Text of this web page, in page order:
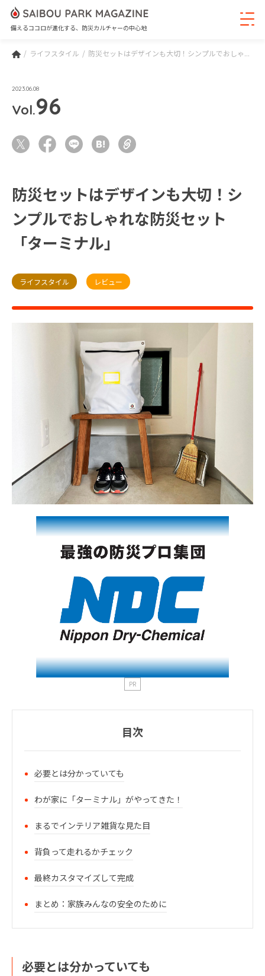
備えるココロが進化する、防災カルチャーの中心地
ライフスタイル 防災セットはデザインも大切！シンプルでおしゃ...
2023.06.08
Vol.96
防災セットはデザインも大切！シ
ンプルでおしゃれな防災セット
「ターミナル」
ライフスタイル レビュー
PR
目次
必要とは分かっていても
わが家に「ターミナル」がやってきた！
まるでインテリア雑貨な見た目
背負って走れるかチェック
最終カスタマイズして完成
まとめ：家族みんなの安全のために
必要とは分かっていても